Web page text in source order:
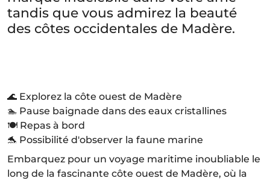
tandis que vous admirez la beauté
des côtes occidentales de Madère.
🌊 Explorez la côte ouest de Madère
🏊 Pause baignade dans des eaux cristallines
🍽️ Repas à bord
🐬 Possibilité d'observer la faune marine
Embarquez pour un voyage maritime inoubliable le
long de la fascinante côte ouest de Madère, où la